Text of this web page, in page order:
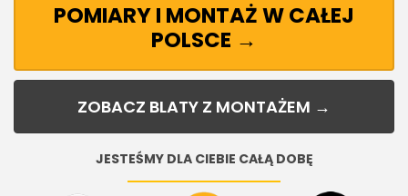
POMIARY I MONTAŻ W CAŁEJ
POLSCE →
ZOBACZ BLATY Z MONTAŻEM →
JESTEŚMY DLA CIEBIE CAŁĄ DOBĘ